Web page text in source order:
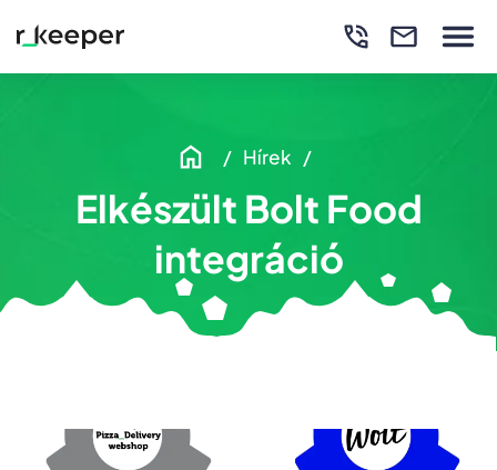
Hírek
Elkészült Bolt Food
integráció